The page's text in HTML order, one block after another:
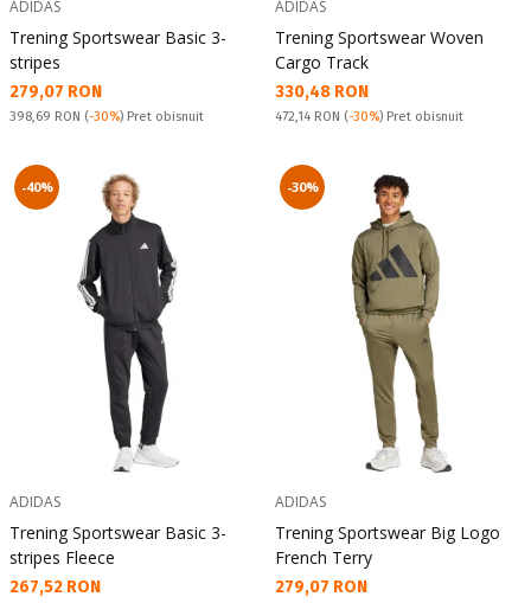
ADIDAS
Trening Sportswear Basic 3-
stripes
Текуща цена:
279,07 RON
Pret obisnuit:
398,69 RON (-30%) Pret obisnuit
ADIDAS
Trening Sportswear Woven
Cargo Track
Текуща цена:
330,48 RON
Pret obisnuit:
472,14 RON (-30%) Pret obisnuit
-40%
ADIDAS
Trening Sportswear Basic 3-
stripes Fleece
Текуща цена:
267,52 RON
-30%
ADIDAS
Trening Sportswear Big Logo
French Terry
Текуща цена:
279,07 RON